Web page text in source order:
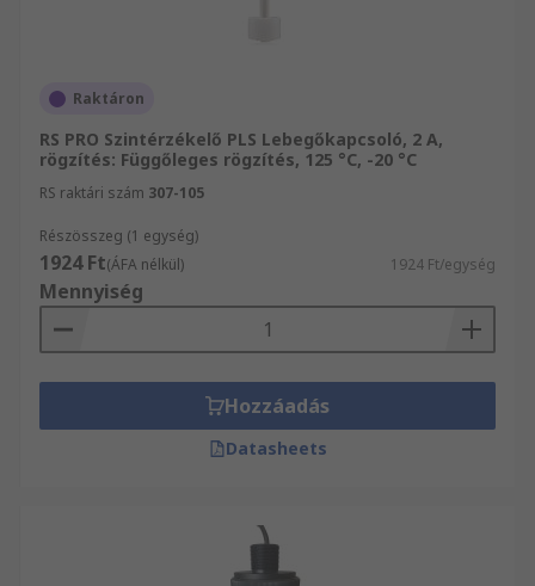
Raktáron
RS PRO Szintérzékelő PLS Lebegőkapcsoló, 2 A,
rögzítés: Függőleges rögzítés, 125 °C, -20 °C
RS raktári szám 307-105
Részösszeg (1 egység)
1924 Ft(ÁFA nélkül) 1924 Ft/egység
Mennyiség
Hozzáadás
Datasheets